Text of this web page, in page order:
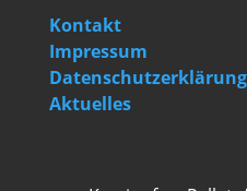
Kontakt
Impressum
Datenschutzerklärung
Aktuelles